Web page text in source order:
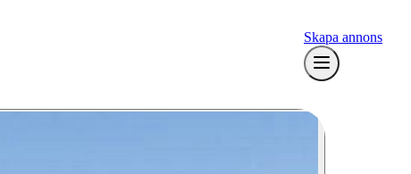
Skapa annons